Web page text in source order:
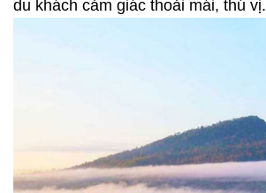
du khách cảm giác thoải mái, thú vị.